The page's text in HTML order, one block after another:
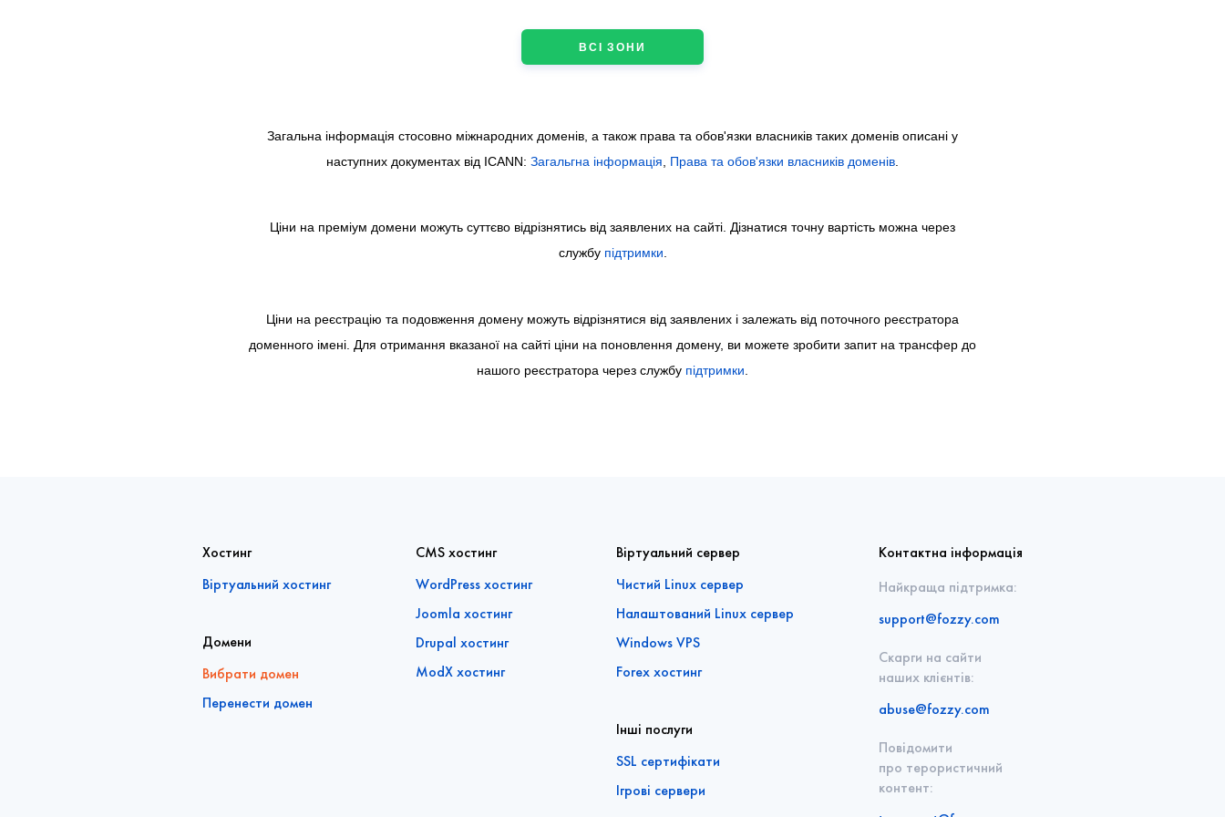
ВСІ ЗОНИ
Загальна інформація стосовно міжнародних доменів, а також права та обов'язки власників таких доменів описані у
наступних документах від ICANN: Загальгна інформація Права та обов'язки власників доменів
Ціни на преміум домени можуть суттєво відрізнятись від заявлених на сайті. Дізнатися точну вартість можна через
службу підтримки.
Ціни на реєстрацiю та подовження домену можуть відрізнятися від заявлених і залежать від поточного реєстратора
доменного імені. Для отримання вказаної на сайті ціни на поновлення домену, ви можете зробити запит на трансфер до
нашого реєстратора через службу підтримки
Хостинг
Віртуальний хостинг
Домени
Вибрати домен
Перенести домен
CMS хостинг
WordPress хостинг
Joomla хостинг
Drupal хостинг
ModX хостинг
Віртуальний сервер
Чистий Linux сервер
Налаштований Linux сервер
Windows VPS
Forex хостинг
Інші послуги
SSL сертифікати
Ігрові сервери
Контактна інформація
Найкраща підтримка:
support@fozzy.com
Скарги на сайти
наших клієнтів:
abuse@fozzy.com
Повідомити
про терористичний
контент: